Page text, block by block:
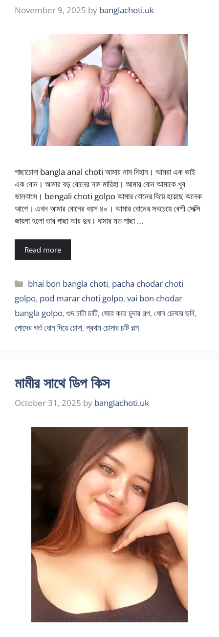
November 9, 2025 by banglachoti.uk
পাছাচোদা bangla anal choti আমার নাম দিহান। আমরা এক ভাই
এক বোন। আমার বড় বোনের নাম মারিহা। আমার বোন আমাকে খুব
ভালবাসে। bengali choti golpo আমার বোনের বিয়ে হয়েছে অনেক
আগে। এখন আমার বোনের বয়স ৪০। আমার বোনের সবচেয়ে বেশী সেক্সি
জায়গা হলো তার পাছা আর দুধ। ধামার মত পাছা …
Read more
Categories
bhai bon bangla choti, pacha chodar choti
golpo, pod marar choti golpo, vai bon chodar
bangla golpo, গুদ চাটা চাটি, জোর করে চুদার গল্প, ধোন চোষার ছবি,
পোদের গর্ত ধোন দিয়ে চোদা, প্রথম চোদার চটি গল্প
মামীর সাথে ডিপ কিস
October 31, 2025 by banglachoti.uk